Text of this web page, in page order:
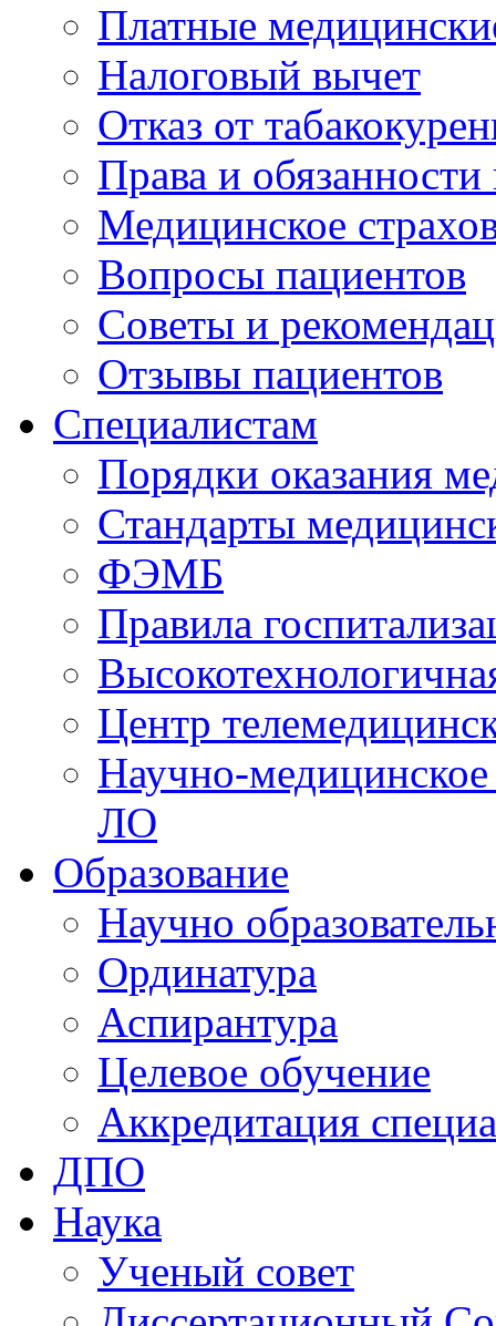
Платные
Налоговый вычет
Отказ от
Права и
Медицинское
Вопросы пациентов
Советы и
Отзывы пациентов
Специалистам
Порядки оказания
Стандарты
ФЭМБ
Правила
Центр
Научно-
ЛО
Образование
Научно
Ординатура
Аспирантура
Целевое обучение
Аккредитация
ДПО
Наука
Ученый совет